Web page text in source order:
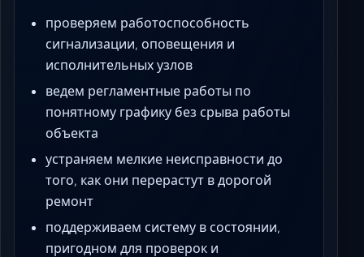
проверяем работоспособность
сигнализации, оповещения и
исполнительных узлов
ведем регламентные работы по
понятному графику без срыва работы
объекта
устраняем мелкие неисправности до
того, как они перерастут в дорогой
ремонт
поддерживаем систему в состоянии,
пригодном для проверок и